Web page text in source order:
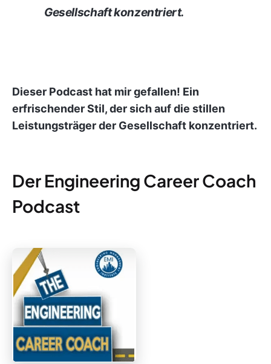
Gesellschaft konzentriert.
Dieser Podcast hat mir gefallen! Ein
erfrischender Stil, der sich auf die stillen
Leistungsträger der Gesellschaft konzentriert.
Der Engineering Career Coach
Podcast